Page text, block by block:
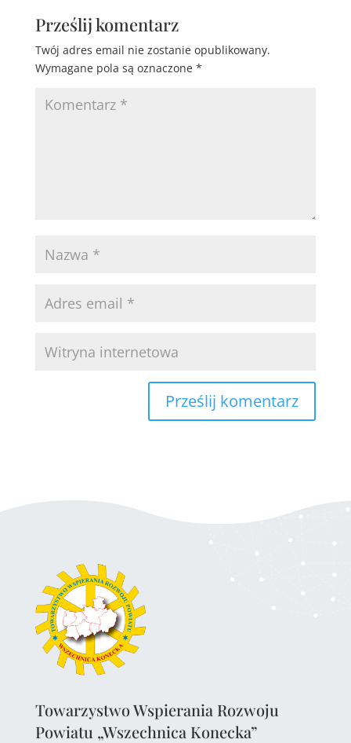
Prześlij komentarz
Twój adres email nie zostanie opublikowany.
Wymagane pola są oznaczone *
Towarzystwo Wspierania Rozwoju
Powiatu „Wszechnica Konecka”